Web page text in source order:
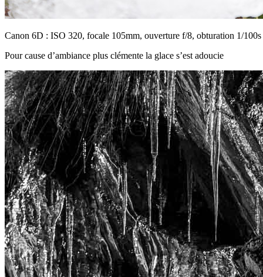
Canon 6D : ISO 320, focale 105mm, ouverture f/8, obturation 1/100s
Pour cause d’ambiance plus clémente la glace s’est adoucie